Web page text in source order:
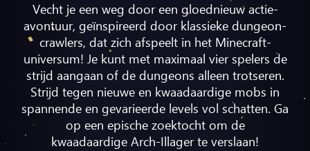
Vecht je een weg door een gloednieuw actie-
avontuur, geïnspireerd door klassieke dungeon-
crawlers, dat zich afspeelt in het Minecraft-
universum! Je kunt met maximaal vier spelers de
strijd aangaan of de dungeons alleen trotseren.
Strijd tegen nieuwe en kwaadaardige mobs in
spannende en gevarieerde levels vol schatten. Ga
op een epische zoektocht om de
kwaadaardige Arch-Illager te verslaan!